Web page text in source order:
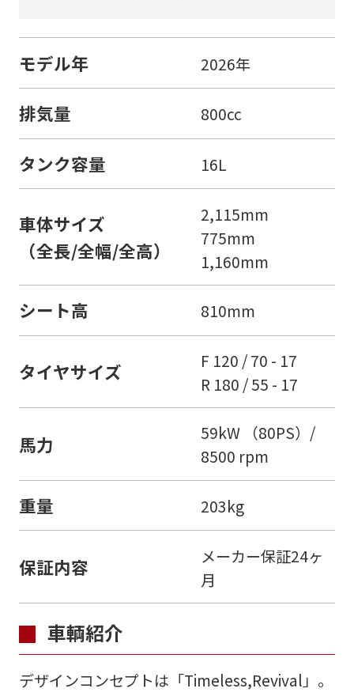
モデル年 2026年
排気量 800cc
タンク容量 16L
車体サイズ
（全長/全幅/全高）
2,115mm
775mm
1,160mm
シート高 810mm
タイヤサイズ
F 120 / 70 - 17
R 180 / 55 - 17
馬力
59kW （80PS）/
8500 rpm
重量 203kg
保証内容
メーカー保証24ヶ
月
車輌紹介
デザインコンセプトは「Timeless,Revival」。